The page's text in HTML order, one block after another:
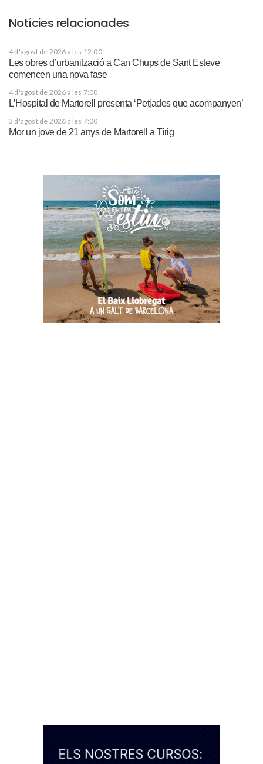
Notícies relacionades
4 d'agost de 2026 a les 12:00
Les obres d’urbanització a Can Chups de Sant Esteve
comencen una nova fase
4 d'agost de 2026 a les 7:00
L’Hospital de Martorell presenta ‘Petjades que acompanyen’
3 d'agost de 2026 a les 7:00
Mor un jove de 21 anys de Martorell a Tírig